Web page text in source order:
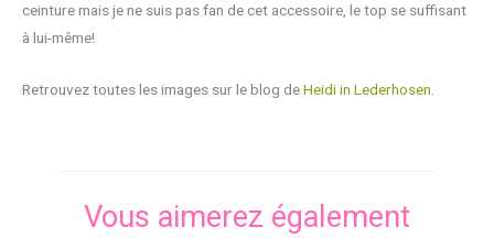
ceinture mais je ne suis pas fan de cet accessoire, le top se suffisant
à lui-même!
Retrouvez toutes les images sur le blog deHeidi in Lederhosen
Vous aimerez également